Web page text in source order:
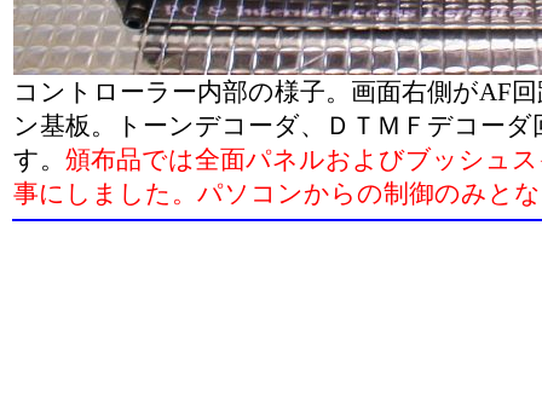
コントローラー内部の様子。画面右側がAF
ン基板。トーンデコーダ、ＤＴＭＦデコー
す。 頒布品では全面パネルおよびブッシュ
事にしました。パソコンからの制御のみと